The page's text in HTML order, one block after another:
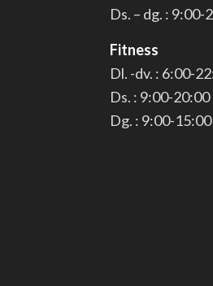
Ds. – dg. : 9:00-
Fitness
Dl. -dv. : 6:00-
Ds. : 9:00-20:00
Dg. : 9:00-15:00